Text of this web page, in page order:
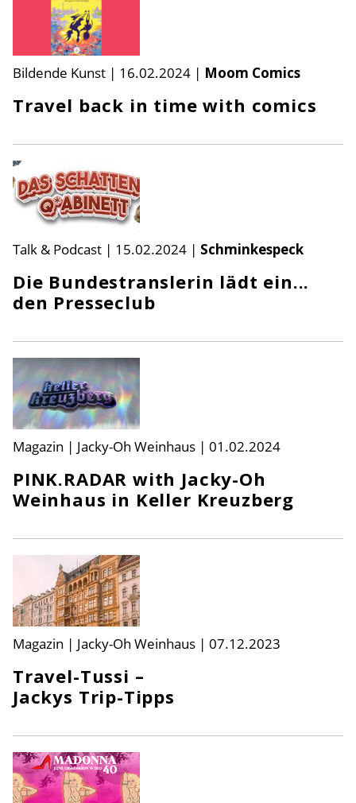
Bildende Kunst | 16.02.2024 | Moom Comics
Travel back in time with comics
Talk & Podcast | 15.02.2024 | Schminkespeck
Die Bundestranslerin lädt ein...
den Presseclub
Magazin | Jacky-Oh Weinhaus | 01.02.2024
PINK.RADAR with Jacky-Oh
Weinhaus in Keller Kreuzberg
Magazin | Jacky-Oh Weinhaus | 07.12.2023
Travel-Tussi –
Jackys Trip-Tipps